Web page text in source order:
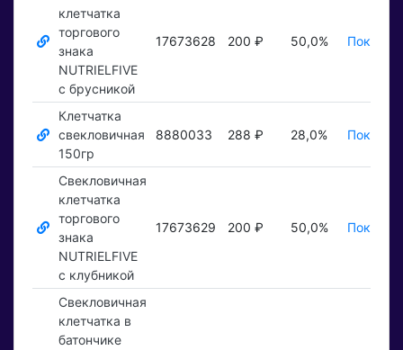
клетчатка
торгового
знака
NUTRIELFIVE
с брусникой
17673628 200 ₽ 50,0%
Клетчатка
свекловичная
150гр
8880033 288 ₽ 28,0%
Свекловичная
клетчатка
торгового
знака
NUTRIELFIVE
с клубникой
17673629 200 ₽ 50,0%
Свекловичная
клетчатка в
батончике